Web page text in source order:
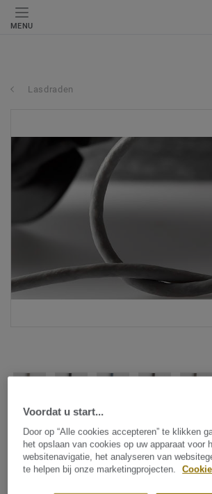
MENU
Lasdraden
Lasdraden
Lasdraden voor non-
Voordat u start...
Door op “Alle cookies accepteren” te klikken
het opslaan van cookies op uw apparaat voor
websitenavigatie, het analyseren van
te helpen bij onze marketingprojecten.